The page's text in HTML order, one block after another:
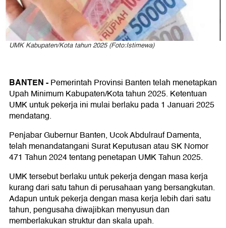
UMK Kabupaten/Kota tahun 2025 (Foto:Istimewa)
BANTEN -Pemerintah Provinsi Banten telah menetapkan
Upah Minimum Kabupaten/Kota tahun 2025. Ketentuan
UMK untuk pekerja ini mulai berlaku pada 1 Januari 2025
mendatang.
Penjabar Gubernur Banten, Ucok Abdulrauf Damenta,
telah menandatangani Surat Keputusan atau SK Nomor
471 Tahun 2024 tentang penetapan UMK Tahun 2025.
UMK tersebut berlaku untuk pekerja dengan masa kerja
kurang dari satu tahun di perusahaan yang bersangkutan.
Adapun untuk pekerja dengan masa kerja lebih dari satu
tahun, pengusaha diwajibkan menyusun dan
memberlakukan struktur dan skala upah.